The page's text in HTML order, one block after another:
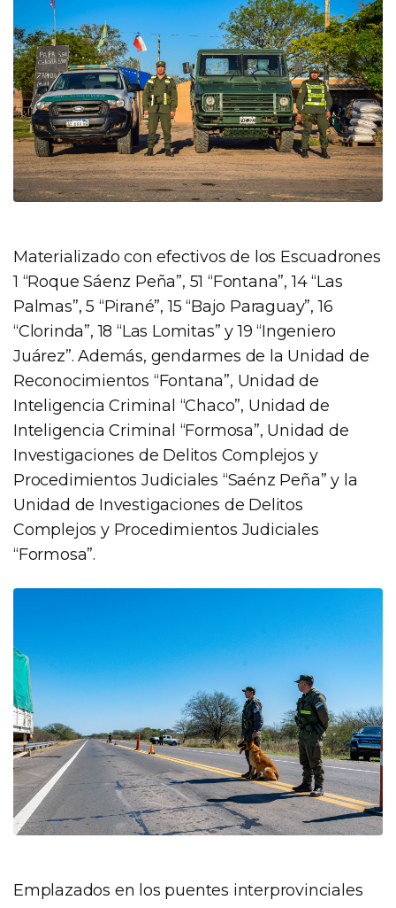
Materializado con efectivos de los Escuadrones
1 “Roque Sáenz Peña”, 51 “Fontana”, 14 “Las
Palmas”, 5 “Pirané”, 15 “Bajo Paraguay”, 16
“Clorinda”, 18 “Las Lomitas” y 19 “Ingeniero
Juárez”. Además, gendarmes de la Unidad de
Reconocimientos “Fontana”, Unidad de
Inteligencia Criminal “Chaco”, Unidad de
Inteligencia Criminal “Formosa”, Unidad de
Investigaciones de Delitos Complejos y
Procedimientos Judiciales “Saénz Peña” y la
Unidad de Investigaciones de Delitos
Complejos y Procedimientos Judiciales
“Formosa”.
Emplazados en los puentes interprovinciales